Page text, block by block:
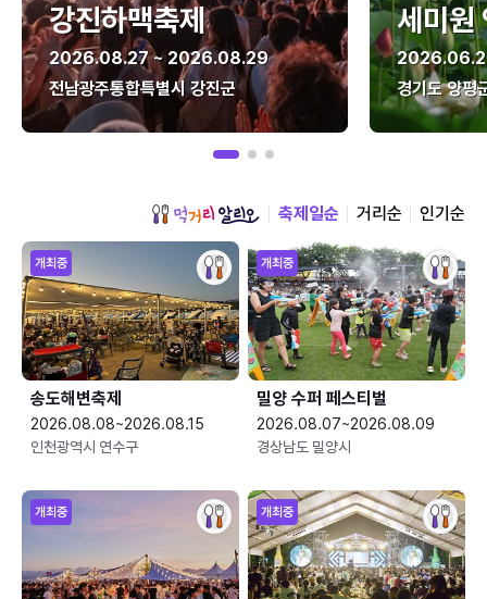
강진하맥축제
2026.08.27 ~ 2026.08.29
전남광주통합특별시 강진군
세미원
경기도 양평
축제일순 거리순 인기순
개최중
송도해변축제
2026.08.08~2026.08.15
인천광역시 연수구
개최중
밀양 수퍼 페스티벌
2026.08.07~2026.08.09
경상남도 밀양시
개최중 개최중